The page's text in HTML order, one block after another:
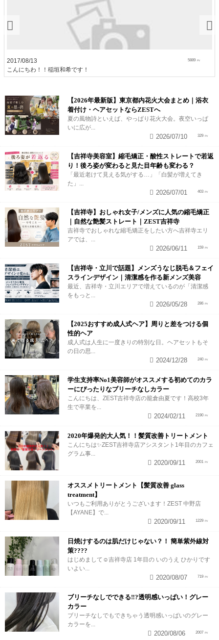
2017/08/13 5889
こんにちわ！！稲垣和希です！
【2026年最新版】東京都内花火大会まとめ｜浴衣
着付け・ヘアセットならZESTへ
夏の風物詩といえば、やっぱり花火大会。夜空いっぱ
いに広が...
329
2026/07/10
【吉祥寺美容室】縮毛矯正・酸性ストレートで若返
り！後ろ姿が変わると見た目年齢も変わる？
「最近老けて見える気がする…」「白髪が増えてき
た」...
403
2026/07/01
【吉祥寺】おしゃれ女子/メンズに人気の縮毛矯正
｜自然な艶髪ストレート｜ZEST吉祥寺
吉祥寺でおしゃれな縮毛矯正をしたい方へ吉祥寺エリ
アでは、...
159
2026/06/11
【吉祥寺・立川で話題】メンズうなじ脱毛＆フェイ
スラインデザイン｜清潔感を作る新メンズ美容
最近、吉祥寺・立川エリアで増えているのが「清潔感
をもっと...
286
2026/05/28
【2025おすすめ成人式ヘア】周りと差をつける個
性的ヘア
成人式は人生に一度きりの特別な日。ヘアセットもそ
の日の思...
240
2024/12/28
学生支持率No1美容師がオススメする初めてのカラ
ーにぴったりなブリーチなしカラー
こんにちは、ZEST吉祥寺店の籠倉由夏です！高校3年
生で卒業を...
2190
2024/02/11
2020年爆発的大人気！！髪質改善トリートメント
こんにちは✨ZEST吉祥寺店アシスタント1年目のカフェ
グラム事...
2001
2020/09/11
オススメトリートメント【髪質改善 glass
treatment】
いつもご利用ありがとうございます！ZEST 中野店
【AYANE】で...
1229
2020/09/11
日焼けするのは肌だけじゃない？！ 簡単紫外線対
策????
はじめまして︎☺︎吉祥寺店 1年目の いのうえ ひかりです
いよい...
719
2020/08/07
ブリーチなしでできる‼︎?透明感いっぱい！グレー
カラー
ブリーチなしでもできちゃう透明感いっぱいのグレー
カラーを...
2007
2020/08/06